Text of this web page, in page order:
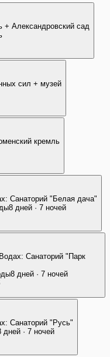
+ Александровский сад
сил + музей
кремль
Санаторий "Белая дача"
8 дней · 7 ночей
Санаторий "Парк
8 дней · 7 ночей
Санаторий "Русь"
дней · 7 ночей